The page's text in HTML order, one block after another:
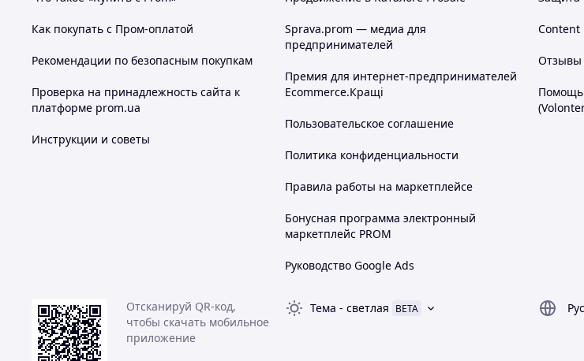
Как покупать с Пром-оплатой
Рекомендации по безопасным покупкам
Проверка на принадлежность сайта к
платформе prom.ua
Инструкции и советы
Sprava.prom — медиа для
предпринимателей
Премия для интернет-предпринимателей
Ecommerce.Кращі
Пользовательское соглашение
Политика конфиденциальности
Правила работы на маркетплейсе
Бонусная программа электронный
маркетплейс PROM
Руководство Google Ads
Отзывы
Отсканируй QR-код,
чтобы скачать мобильное
приложение
Тема - светлая BETA